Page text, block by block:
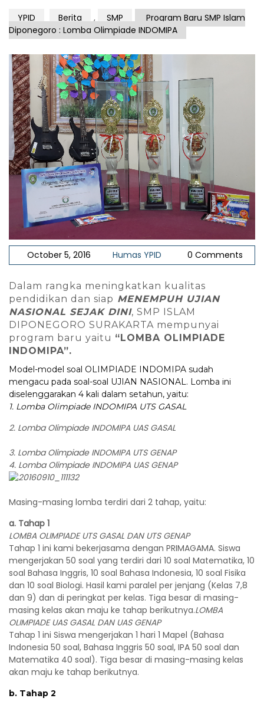
YPID Berita , SMP
Program Baru SMP Islam
Diponegoro : Lomba Olimpiade INDOMIPA
October 5, 2016 Humas YPID 0 Comments
Dalam rangka meningkatkan kualitas
pendidikan dan siap MENEMPUH UJIAN
NASIONAL SEJAK DINI, SMP ISLAM
DIPONEGORO SURAKARTA mempunyai
program baru yaitu “LOMBA OLIMPIADE
INDOMIPA”.
Model-model soal OLIMPIADE INDOMIPA sudah
mengacu pada soal-soal UJIAN NASIONAL. Lomba ini
diselenggarakan 4 kali dalam setahun, yaitu:
1. Lomba Olimpiade INDOMIPA UTS GASAL
2. Lomba Olimpiade INDOMIPA UAS GASAL
3. Lomba Olimpiade INDOMIPA UTS GENAP
4. Lomba Olimpiade INDOMIPA UAS GENAP
Masing-masing lomba terdiri dari 2 tahap, yaitu:
a. Tahap 1
LOMBA OLIMPIADE UTS GASAL DAN UTS GENAP
Tahap 1 ini kami bekerjasama dengan PRIMAGAMA. Siswa
mengerjakan 50 soal yang terdiri dari 10 soal Matematika, 10
soal Bahasa Inggris, 10 soal Bahasa Indonesia, 10 soal Fisika
dan 10 soal Biologi. Hasil kami paralel per jenjang (Kelas 7,8
dan 9) dan di peringkat per kelas. Tiga besar di masing-
masing kelas akan maju ke tahap berikutnya.LOMBA
OLIMPIADE UAS GASAL DAN UAS GENAP
Tahap 1 ini Siswa mengerjakan 1 hari 1 Mapel (Bahasa
Indonesia 50 soal, Bahasa Inggris 50 soal, IPA 50 soal dan
Matematika 40 soal). Tiga besar di masing-masing kelas
akan maju ke tahap berikutnya.
b. Tahap 2